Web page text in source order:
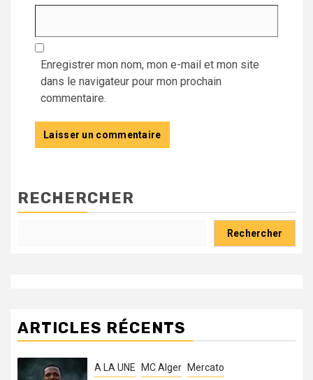
Enregistrer mon nom, mon e-mail et mon site
dans le navigateur pour mon prochain
commentaire.
RECHERCHER
Rechercher
ARTICLES RÉCENTS
A LA UNE MC Alger Mercato